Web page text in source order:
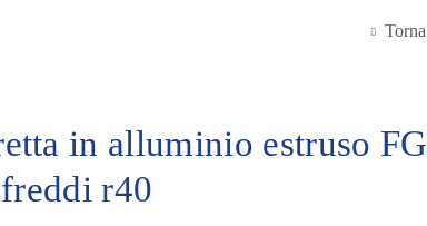
in alluminio estruso
r40